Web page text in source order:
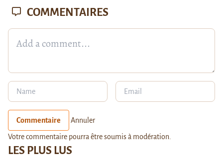
LES PLUS LUS
COMMENTAIRES
Commentaire Annuler
Votre commentaire pourra être soumis à modération.